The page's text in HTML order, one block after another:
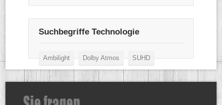
Suchbegriffe Technologie
Ambilight Dolby Atmos SUHD